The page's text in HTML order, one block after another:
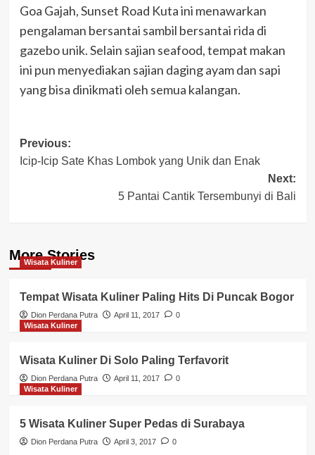
Goa Gajah, Sunset Road Kuta ini menawarkan
pengalaman bersantai sambil bersantai rida di
gazebo unik. Selain sajian seafood, tempat makan
ini pun menyediakan sajian daging ayam dan sapi
yang bisa dinikmati oleh semua kalangan.
Post
navigation
Previous:
Icip-Icip Sate Khas Lombok yang Unik dan Enak
Next:
5 Pantai Cantik Tersembunyi di Bali
More Stories
Wisata Kuliner
Tempat Wisata Kuliner Paling Hits Di Puncak Bogor
Dion Perdana Putra April 11, 2017
0
Wisata Kuliner
Wisata Kuliner Di Solo Paling Terfavorit
Dion Perdana Putra April 11, 2017
0
Wisata Kuliner
5 Wisata Kuliner Super Pedas di Surabaya
Dion Perdana Putra April 3, 2017 0